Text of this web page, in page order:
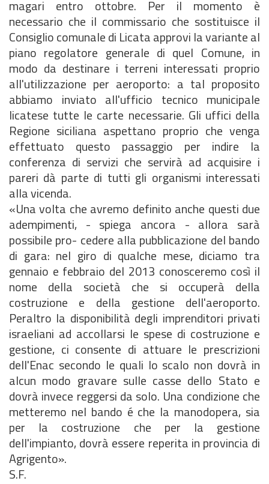
magari entro ottobre. Per il momento è
necessario che il commissario che sostituisce il
Consiglio comunale di Licata approvi la variante al
piano regolatore generale di quel Comune, in
modo da destinare i terreni interessati proprio
all'utilizzazione per aeroporto: a tal proposito
abbiamo inviato all'ufficio tecnico municipale
licatese tutte le carte necessarie. Gli uffici della
Regione siciliana aspettano proprio che venga
effettuato questo passaggio per indire la
conferenza di servizi che servirà ad acquisire i
pareri dà parte di tutti gli organismi interessati
alla vicenda.
«Una volta che avremo definito anche questi due
adempimenti, - spiega ancora - allora sarà
possibile pro- cedere alla pubblicazione del bando
di gara: nel giro di qualche mese, diciamo tra
gennaio e febbraio del 2013 conosceremo così il
nome della società che si occuperà della
costruzione e della gestione dell'aeroporto.
Peraltro la disponibilità degli imprenditori privati
israeliani ad accollarsi le spese di costruzione e
gestione, ci consente di attuare le prescrizioni
dell'Enac secondo le quali lo scalo non dovrà in
alcun modo gravare sulle casse dello Stato e
dovrà invece reggersi da solo. Una condizione che
metteremo nel bando é che la manodopera, sia
per la costruzione che per la gestione
dell'impianto, dovrà essere reperita in provincia di
Agrigento».
S.F.